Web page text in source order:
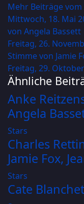
Mehr Beiträge
Mittwoch, 18. Mai
von Angela Bassett
Freitag, 26.
Stimme von Jamie
Freitag, 29.
Ähnliche
Anke
Angela
Stars
Charles
Jamie Fox,
Stars
Cate